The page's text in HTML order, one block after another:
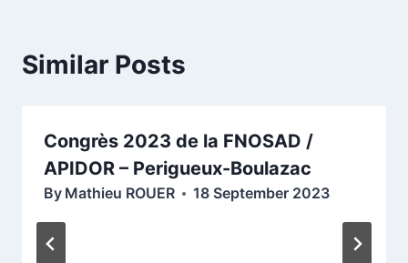
Similar Posts
Congrès 2023 de la FNOSAD /
APIDOR – Perigueux-Boulazac
By Mathieu ROUER 18 September 2023